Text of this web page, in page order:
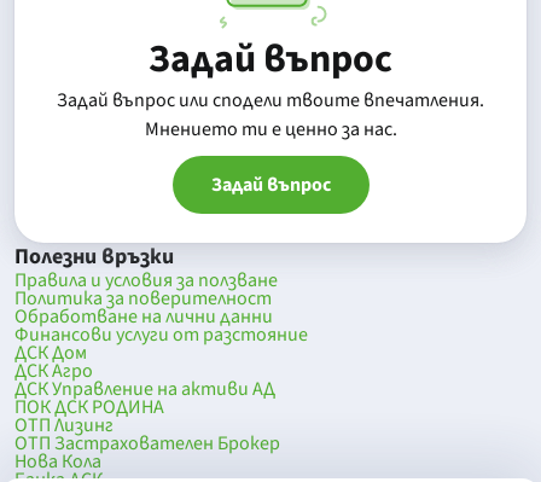
Задай въпрос
Задай въпрос или сподели твоите впечатления.
Mнението ти е ценно за нас.
Задай въпрос
Полезни връзки
Правила и условия за ползване
Политика за поверителност
Обработване на лични данни
Финансови услуги от разстояние
ДСК Дом
ДСК Агро
ДСК Управление на активи АД
ПОК ДСК РОДИНА
ОТП Лизинг
ОТП Застрахователен Брокер
Нова Кола